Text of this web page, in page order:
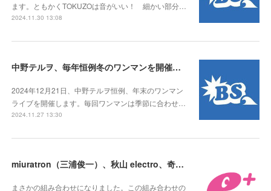
ます。ともかくTOKUZOは音がいい！ 細かい部分…
2024.11.30 13:08
中野テルヲ、毎年恒例冬のワンマンを開催。いわゆる「テルヲ納め」！
2024年12月21日、中野テルヲ恒例、年末のワンマン
ライブを開催します。毎回ワンマンは季節に合わせ…
2024.11.27 13:30
miuratron（三浦俊一）、秋山 electro、奇跡のツーマンライブ開催！
まさかの組み合わせになりました。この組み合わせの